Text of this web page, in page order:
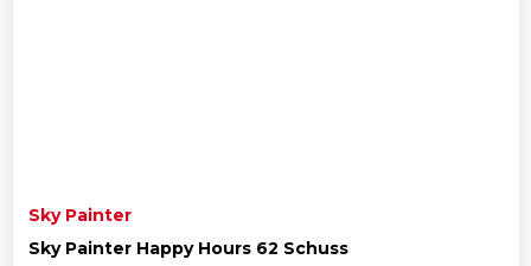
Sky Painter
Sky Painter Happy Hours 62 Schuss